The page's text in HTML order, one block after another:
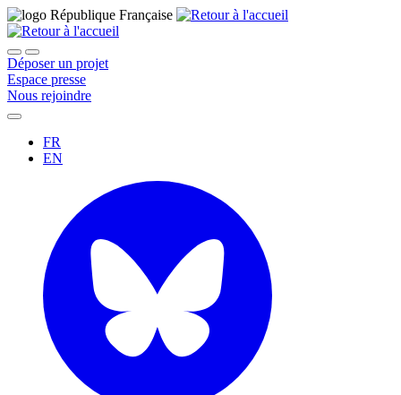
Déposer un projet
Espace presse
Nous rejoindre
FR
EN